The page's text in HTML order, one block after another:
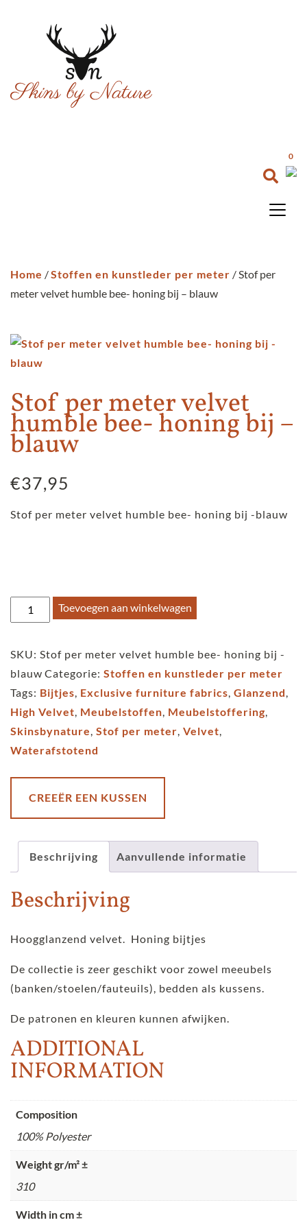
0
Home /Stoffen en kunstleder per meter / Stof per
meter velvet humble bee- honing bij – blauw
Stof per meter velvet
humble bee- honing bij –
blauw
€37,95
Stof per meter velvet humble bee- honing bij -blauw
Stof
per
velvet
humble
bee-
honing
bij
-
blauw
aantal
Toevoegen aan winkelwagen
SKU: Stof per meter velvet humble bee- honing bij -
blauw Categorie: Stoffen en kunstleder per meter
Tags: Bijtjes, Exclusive furniture fabrics, Glanzend,
High Velvet, Meubelstoffen, Meubelstoffering,
Skinsbynature, Stof per meter, Velvet,
Waterafstotend
CREEËR EEN KUSSEN
Beschrijving Aanvullende informatie
Beschrijving
Hoogglanzend velvet. Honing bijtjes
De collectie is zeer geschikt voor zowel meeubels
(banken/stoelen/fauteuils), bedden als kussens.
De patronen en kleuren kunnen afwijken.
ADDITIONAL
INFORMATION
Composition
100% Polyester
Weight gr/m² ±
310
Width in cm ±